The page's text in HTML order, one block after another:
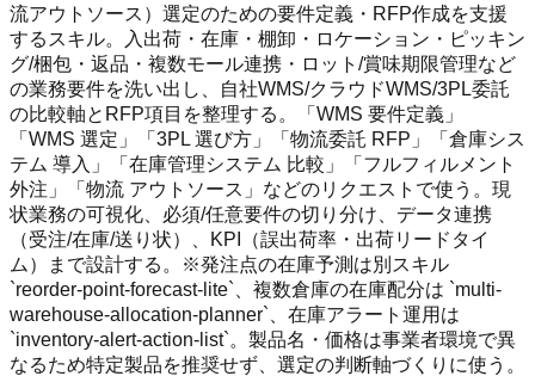
流アウトソース）選定のための要件定義・RFP作成を支援
するスキル。入出荷・在庫・棚卸・ロケーション・ピッキン
グ/梱包・返品・複数モール連携・ロット/賞味期限管理など
の業務要件を洗い出し、自社WMS/クラウドWMS/3PL委託
の比較軸とRFP項目を整理する。「WMS 要件定義」
「WMS 選定」「3PL 選び方」「物流委託 RFP」「倉庫シス
テム 導入」「在庫管理システム 比較」「フルフィルメント
外注」「物流 アウトソース」などのリクエストで使う。現
状業務の可視化、必須/任意要件の切り分け、データ連携
（受注/在庫/送り状）、KPI（誤出荷率・出荷リードタイ
ム）まで設計する。※発注点の在庫予測は別スキル
`reorder-point-forecast-lite`、複数倉庫の在庫配分は `multi-
warehouse-allocation-planner`、在庫アラート運用は
`inventory-alert-action-list`。製品名・価格は事業者環境で異
なるため特定製品を推奨せず、選定の判断軸づくりに使う。